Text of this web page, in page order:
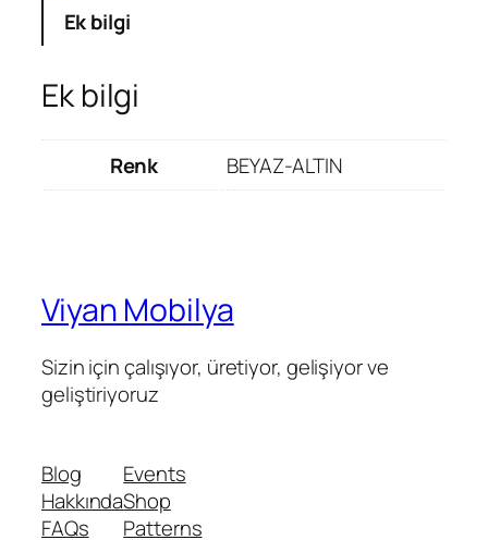
Ek bilgi
Ek bilgi
Renk BEYAZ-ALTIN
Viyan Mobilya
Sizin için çalışıyor, üretiyor, gelişiyor ve
geliştiriyoruz
Blog
Hakkında
FAQs
Events
Shop
Patterns